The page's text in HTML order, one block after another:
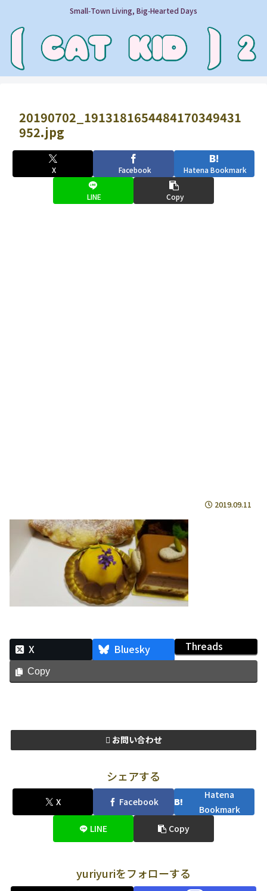
Small‑Town Living, Big‑Hearted Days
20190702_1913181654484170349431
952.jpg
X Facebook Hatena Bookmark
LINE Copy
2019.09.11
X Bluesky Threads
Copy
お問い合わせ
シェアする
X Facebook
Hatena
Bookmark
LINE
Copy
yuriyuriをフォローする